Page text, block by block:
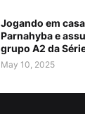
Jogando em
Parnahyba e
grupo A2 da
May 10, 2025